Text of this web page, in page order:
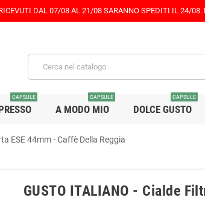
DAL 07/08 AL 21/08 SARANNO SPEDITI IL 24/
CAPSULE
A MODO MIO
CAPSULE
DOLCE GUSTO
CAPSULE
ESE 44mm - Caffè Della Reggia
GUSTO ITALIANO - Cialde